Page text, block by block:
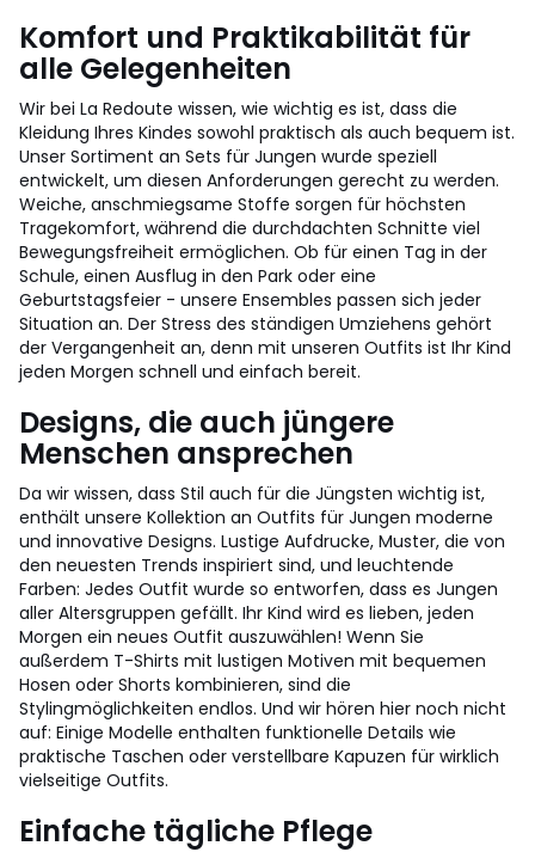
Komfort und Praktikabilität für
alle Gelegenheiten
Wir bei La Redoute wissen, wie wichtig es ist, dass die
Kleidung Ihres Kindes sowohl praktisch als auch bequem ist.
Unser Sortiment an Sets für Jungen wurde speziell
entwickelt, um diesen Anforderungen gerecht zu werden.
Weiche, anschmiegsame Stoffe sorgen für höchsten
Tragekomfort, während die durchdachten Schnitte viel
Bewegungsfreiheit ermöglichen. Ob für einen Tag in der
Schule, einen Ausflug in den Park oder eine
Geburtstagsfeier - unsere Ensembles passen sich jeder
Situation an. Der Stress des ständigen Umziehens gehört
der Vergangenheit an, denn mit unseren Outfits ist Ihr Kind
jeden Morgen schnell und einfach bereit.
Designs, die auch jüngere
Menschen ansprechen
Da wir wissen, dass Stil auch für die Jüngsten wichtig ist,
enthält unsere Kollektion an Outfits für Jungen moderne
und innovative Designs. Lustige Aufdrucke, Muster, die von
den neuesten Trends inspiriert sind, und leuchtende
Farben: Jedes Outfit wurde so entworfen, dass es Jungen
aller Altersgruppen gefällt. Ihr Kind wird es lieben, jeden
Morgen ein neues Outfit auszuwählen! Wenn Sie
außerdem T-Shirts mit lustigen Motiven mit bequemen
Hosen oder Shorts kombinieren, sind die
Stylingmöglichkeiten endlos. Und wir hören hier noch nicht
auf: Einige Modelle enthalten funktionelle Details wie
praktische Taschen oder verstellbare Kapuzen für wirklich
vielseitige Outfits.
Einfache tägliche Pflege